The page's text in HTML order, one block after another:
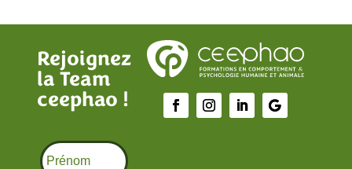
Rejoignez
la Team
ceephao !